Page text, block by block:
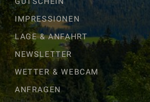
IMPRESSIONEN
LAGE & ANFAHRT
NEWSLETTER
WETTER & WEBCAM
ANFRAGEN